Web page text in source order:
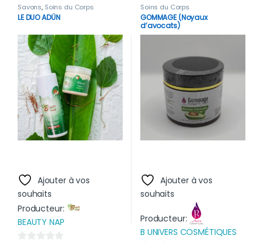
Savons, Soins du Corps
LE DUO ADÛN
Ajouter à vos
souhaits
Producteur:
BEAUTY NAP
Soins du Corps
GOMMAGE (Noyaux
d’avocats)
Ajouter à vos
souhaits
Producteur:
B UNIVERS COSMÉTIQUES